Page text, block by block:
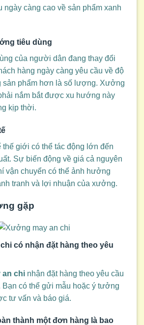
ngày càng cao về sản phẩm xanh
tiêu dùng
của người dân đang thay đổi
hàng ngày càng yêu cầu về độ
sản phẩm hơn là số lượng. Xưởng
nắm bắt được xu hướng này
kịp thời.
thế giới có thể tác động lớn đến
Sự biến động về giá cả nguyên
vận chuyển có thể ảnh hưởng
tranh và lợi nhuận của xưởng.
gặp
có nhận đặt hàng theo yêu
an chi nhận đặt hàng theo yêu cầu
Bạn có thể gửi mẫu hoặc ý tưởng
tư vấn và báo giá.
thành một đơn hàng là bao